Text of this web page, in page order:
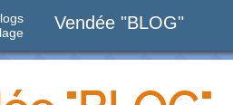
Vendée "BLOG"